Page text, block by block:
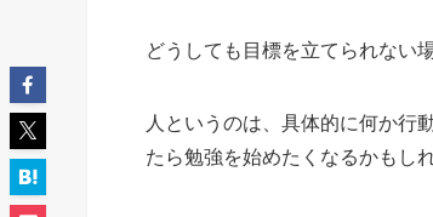
どうしても目標を立てられない
人というのは、具体的に何か行
たら勉強を始めたくなるかもし